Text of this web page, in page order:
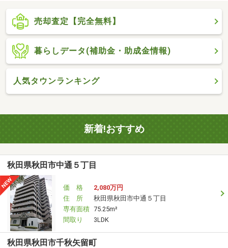
売却査定【完全無料】
暮らしデータ(補助金・助成金情報)
人気タウンランキング
新着!おすすめ
秋田県秋田市中通５丁目
価 格
2,080万円
住 所
秋田県秋田市中通５丁目
専有面積 75.25m²
間取り
3LDK
秋田県秋田市千秋矢留町